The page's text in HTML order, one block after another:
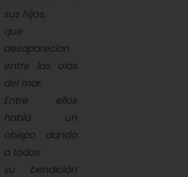
sus hijos,
que
desaparecían
entre las olas
del mar.
Entre ellos
había un
obispo dando
a todos
su bendición